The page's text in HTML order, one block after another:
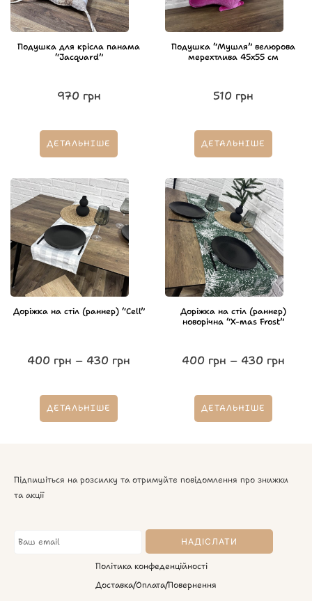
Подушка для крісла панама
“Jacquard”
970 грн
ДЕТАЛЬНІШЕ
Подушка “Мушля” велюрова
мерехтлива 45х55 см
510 грн
ДЕТАЛЬНІШЕ
Доріжка на стіл (раннер) “Cell”
400 грн – 430 грн
ДЕТАЛЬНІШЕ
Доріжка на стіл (раннер)
новорічна “X-mas Frost”
400 грн – 430 грн
ДЕТАЛЬНІШЕ
Підпишіться на розсилку та отримуйте повідомлення про знижки
та акції
Політика конфеденційності
Доставка/Оплата/Повернення